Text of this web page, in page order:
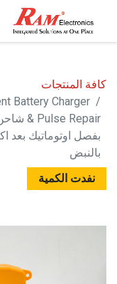
كافة المنتجات
Battery Charger
بفصل اوتوماتيك بعد
بالنبض
نفدت الكمية